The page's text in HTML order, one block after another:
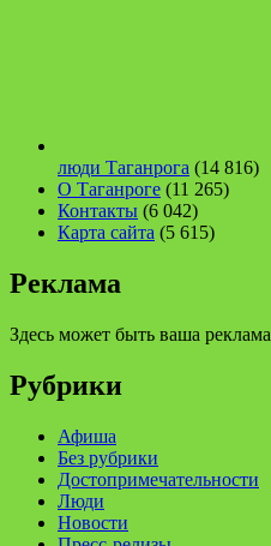
люди Таганрога (14 816)
О Таганроге (11 265)
Контакты (6 042)
Карта сайта (5 615)
Реклама
Здесь может быть ваша реклама
Рубрики
Афиша
Без рубрики
Достопримечательности
Люди
Новости